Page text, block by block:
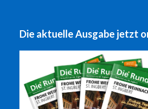
Die aktuelle Ausgabe jetzt